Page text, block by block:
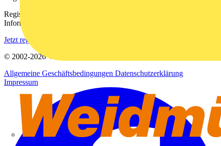
Registrieren Sie sich kostenlos und erhalten Sie stets aktuelle
Informationen aus der Elektroindustrie.
Jetzt registrieren
© 2002-2026Voltimum
Allgemeine Geschäftsbedingungen Datenschutzerklärung
Impressum